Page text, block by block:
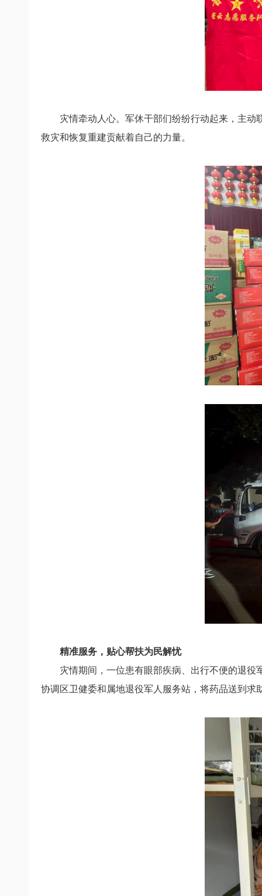
灾情牵动人心。军休干部们纷纷行动起来，主
救灾和恢复重建贡献着自己的力量。
精准服务，贴心帮扶为民解忧
灾情期间，一位患有眼部疾病、出行不便的退
协调区卫健委和属地退役军人服务站，将药品送到求